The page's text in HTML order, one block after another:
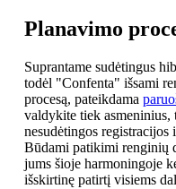
Planavimo
Suprantame sudėtingus
todėl "Confenta" išsami
procesą, pateikdama
valdykite tiek
nesudėtingos
Būdami patikimi renginių
jums šioje harmoningoje
išskirtinę patirtį visiems